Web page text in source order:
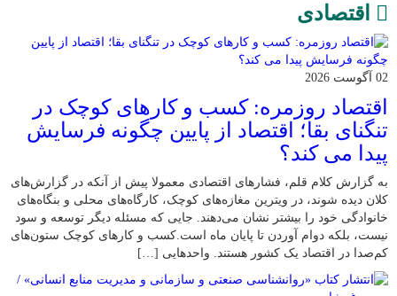
اقتصادی
02 آگوست 2026
اقتصاد روزمره: کسب‌ و کارهای کوچک در
تنگنای بقا؛ اقتصاد از پایین چگونه فرسایش
پیدا می کند؟
به گزارش کلام قلم، فشارهای اقتصادی معمولا پیش از آنکه در گزارش‌های
کلان دیده شوند، در ویترین مغازه‌های کوچک، کارگاه‌های محلی و بنگاه‌های
خانوادگی خود را بیشتر نشان می‌دهند. جایی که مسئله دیگر توسعه و سود
نیست، بلکه دوام آوردن تا پایان ماه است.کسب‌ و کارهای کوچک ستون‌های
کم‌صدا در اقتصاد یک کشور هستند. واحدهایی […]